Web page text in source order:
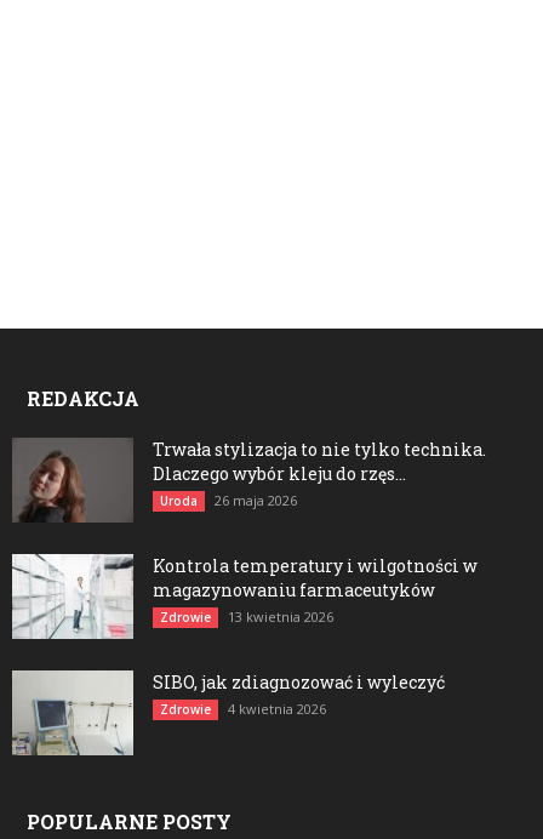
REDAKCJA
Trwała stylizacja to nie tylko technika.
Dlaczego wybór kleju do rzęs...
Uroda 26 maja 2026
Kontrola temperatury i wilgotności w
magazynowaniu farmaceutyków
Zdrowie 13 kwietnia 2026
SIBO, jak zdiagnozować i wyleczyć
Zdrowie 4 kwietnia 2026
POPULARNE POSTY